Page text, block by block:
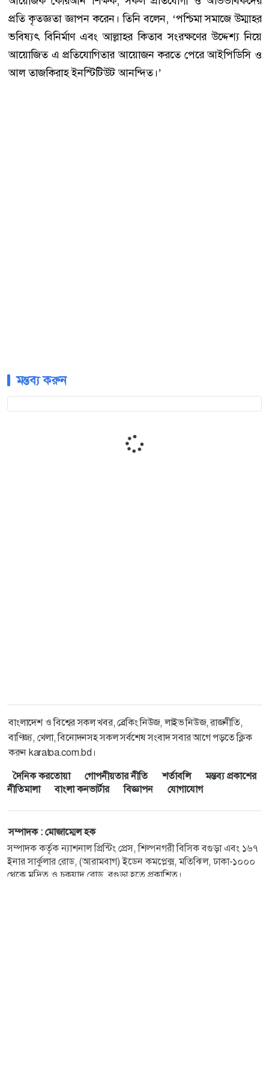
প্রতি কৃতজ্ঞতা জ্ঞাপন করেন। তিনি বলেন, ‘পশ্চিমা সমাজে উম্মাহর
ভবিষ্যৎ বিনির্মাণ এবং আল্লাহর কিতাব সংরক্ষণের উদ্দেশ্য নিয়ে
আয়োজিত এ প্রতিযোগিতার আয়োজন করতে পেরে আইপিডিসি ও
আল তাজকিরাহ ইনস্টিটিউট আনন্দিত।’
মন্তব্য করুন
বাংলাদেশ ও বিশ্বের সকল খবর, ব্রেকিং নিউজ, লাইভ নিউজ, রাজনীতি,
বাণিজ্য, খেলা, বিনোদনসহ সকল সর্বশেষ সংবাদ সবার আগে পড়তে ক্লিক
করুন karatoa.com.bd।
দৈনিক করতোয়া
গোপনীয়তার নীতি শর্তাবলি
মন্তব্য প্রকাশের
নীতিমালা
বাংলা কনভার্টার বিজ্ঞাপন যোগাযোগ
সম্পাদক : মোজাম্মেল হক
সম্পাদক কর্তৃক ন্যাশনাল প্রিন্টিং প্রেস, শিল্পনগরী বিসিক বগুড়া এবং ১৬৭
ইনার সার্কুলার রোড, (আরামবাগ) ইডেন কমপ্লেক্স, মতিঝিল, ঢাকা-১০০০
থেকে মুদ্রিত ও চকযাদু রোড, বগুড়া হতে প্রকাশিত।